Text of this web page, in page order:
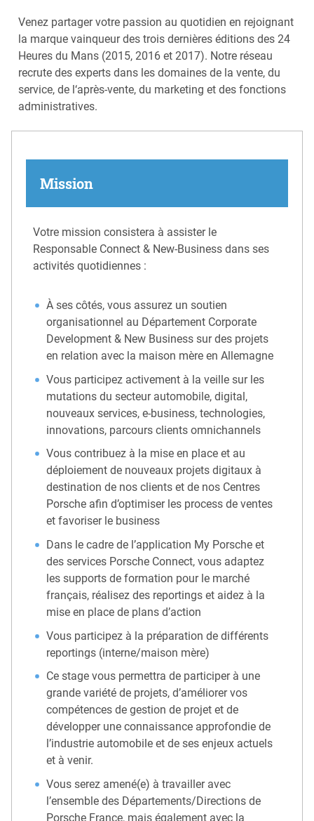
Venez partager votre passion au quotidien en rejoignant
la marque vainqueur des trois dernières éditions des 24
Heures du Mans (2015, 2016 et 2017). Notre réseau
recrute des experts dans les domaines de la vente, du
service, de l‘après-vente, du marketing et des fonctions
administratives.
Mission
Votre mission consistera à assister le
Responsable Connect & New-Business dans ses
activités quotidiennes :
À ses côtés, vous assurez un soutien
organisationnel au Département Corporate
Development & New Business sur des projets
en relation avec la maison mère en Allemagne
Vous participez activement à la veille sur les
mutations du secteur automobile, digital,
nouveaux services, e-business, technologies,
innovations, parcours clients omnichannels
Vous contribuez à la mise en place et au
déploiement de nouveaux projets digitaux à
destination de nos clients et de nos Centres
Porsche afin d’optimiser les process de ventes
et favoriser le business
Dans le cadre de l’application My Porsche et
des services Porsche Connect, vous adaptez
les supports de formation pour le marché
français, réalisez des reportings et aidez à la
mise en place de plans d’action
Vous participez à la préparation de différents
reportings (interne/maison mère)
Ce stage vous permettra de participer à une
grande variété de projets, d’améliorer vos
compétences de gestion de projet et de
développer une connaissance approfondie de
l’industrie automobile et de ses enjeux actuels
et à venir.
Vous serez amené(e) à travailler avec
l’ensemble des Départements/Directions de
Porsche France, mais également avec la